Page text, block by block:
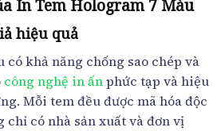
In Tem Hologram 7 Màu
hiệu quả
có khả năng chống sao chép và
công nghệ in ấnphức tạp và hiệu
Mỗi tem đều được mã hóa độc
chỉ có nhà sản xuất và đơn vị